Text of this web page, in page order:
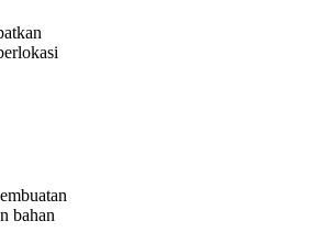
bahan